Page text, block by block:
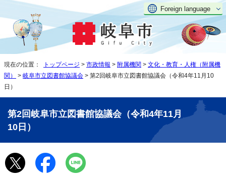
Foreign language
現在の位置： トップページ > 市政情報 > 附属機関 > 文化・教育・人権（附属機
関）
> 岐阜市立図書館協議会 > 第2回岐阜市立図書館協議会（令和4年11月10
日）
第2回岐阜市立図書館協議会（令和4年11月
10日）